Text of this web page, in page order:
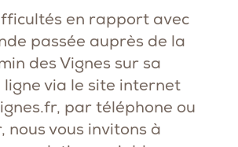
en rapport avec
passée auprès de la
des Vignes sur sa
via le site internet
, par téléphone ou
nous vous invitons à